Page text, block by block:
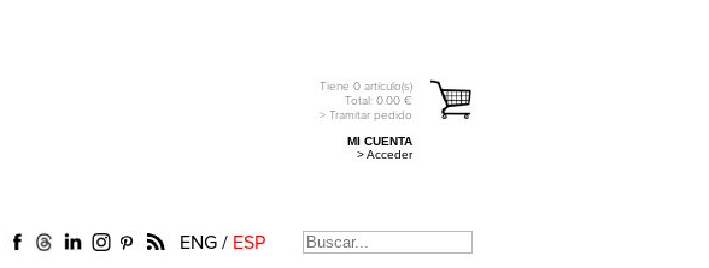
Tiene 0 artículo(s)
Total: 0.00 €
> Tramitar pedido
MI CUENTA
> Acceder
ENG / ESP